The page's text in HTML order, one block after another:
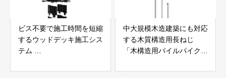
ビス不要で施工時間を短縮
するウッドデッキ施工シス
テム
JAPAN
中大規模木造建築にも対応
する木質構造用長ねじ
「木構造用パイルパイクビ